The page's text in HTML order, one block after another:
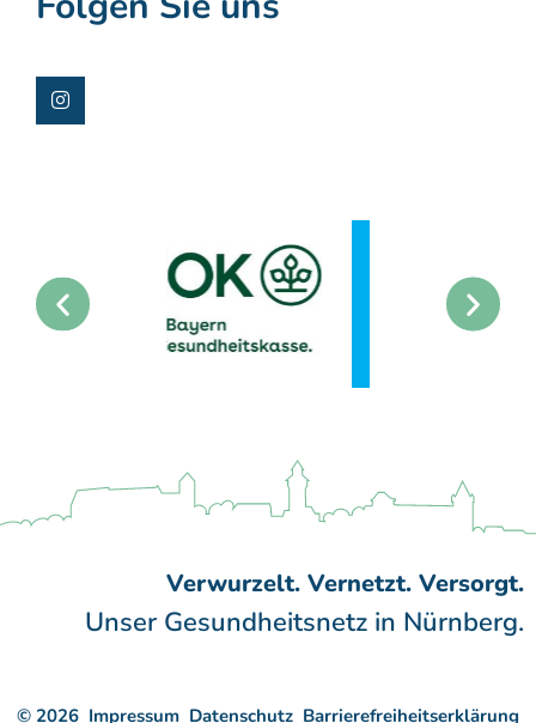
Verwurzelt. Vernetzt. Versorgt.
Unser Gesundheitsnetz in Nürnberg.
© 2026 Impressum Datenschutz Barrierefreiheitserklärung